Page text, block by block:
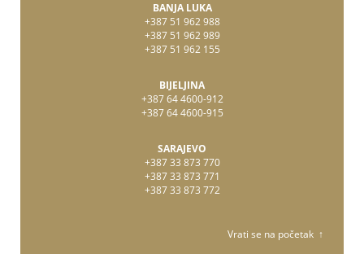
BANJA LUKA
+387 51 962 988
+387 51 962 989
+387 51 962 155
BIJELJINA
+387 64 4600-912
+387 64 4600-915
SARAJEVO
+387 33 873 770
+387 33 873 771
+387 33 873 772
Vrati se na početak ↑